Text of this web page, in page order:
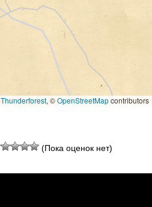
Thunderforest, ©OpenStreetMapcontributors
(Пока оценок нет)